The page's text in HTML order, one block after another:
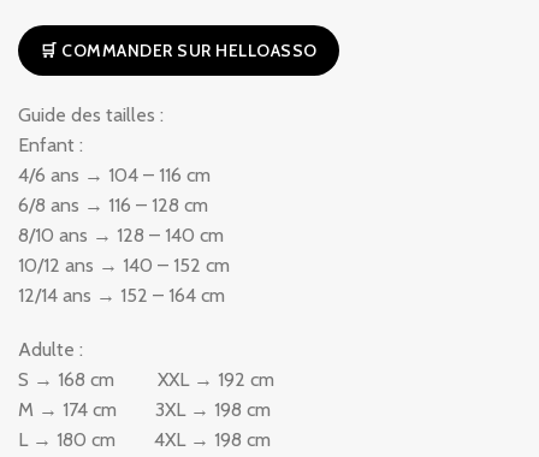
🛒 COMMANDER SUR HELLOASSO
Guide des tailles :
Enfant :
4/6 ans → 104 – 116 cm
6/8 ans → 116 – 128 cm
8/10 ans → 128 – 140 cm
10/12 ans → 140 – 152 cm
12/14 ans → 152 – 164 cm
Adulte :
S → 168 cm XXL → 192 cm
M → 174 cm 3XL → 198 cm
L → 180 cm 4XL → 198 cm